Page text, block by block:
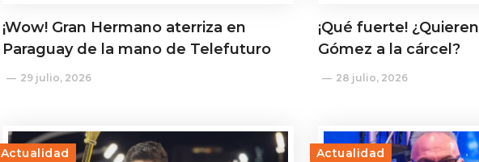
¡Wow! Gran Hermano aterriza en
Paraguay de la mano de Telefuturo
29 julio, 2026
¡Qué fuerte!
Gómez a la cárcel?
28 julio, 2026
Actualidad Actualidad